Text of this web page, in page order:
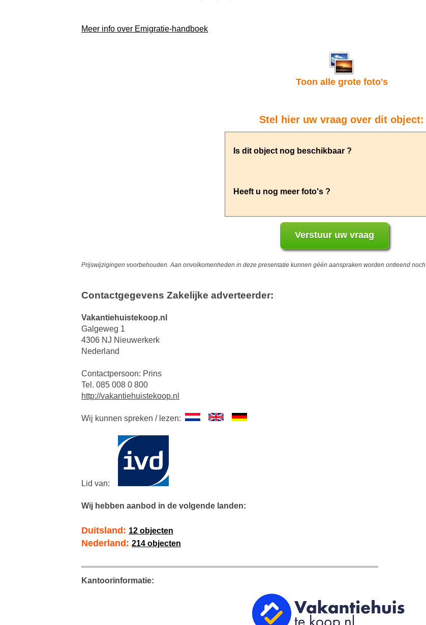
Meer info over Emigratie-handboek
Toon alle grote foto's
Stel hier uw vraag over dit object:
Prijswijzigingen voorbehouden. Aan onvolkomenheden in deze presentatie kunnen géén aanspraken worden ontleend
Contactgegevens Zakelijke adverteerder:
Vakantiehuistekoop.nl
Galgeweg 1
4306 NJ Nieuwerkerk
Nederland
Contactpersoon: Prins
Tel. 085 008 0 800
http://vakantiehuistekoop.nl
Wij kunnen spreken / lezen:
Lid van:
Wij hebben aanbod in de volgende landen:
Duitsland: 12 objecten
Nederland: 214 objecten
Kantoorinformatie: